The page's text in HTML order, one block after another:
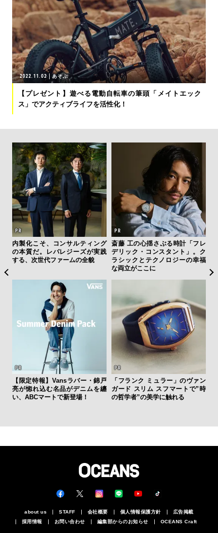
2022.11.02 あそぶ
【プレゼント】遊べる電動自転車の筆頭「メイトエック
ス」でアクティブライフを活性化！
内製化こそ、コンサルティング
の本質だ。レバレジーズが実践
する、次世代ファームの全貌
斎藤 工の心揺さぶる時計「フレ
デリック・コンスタント」。ク
ラシックとテクノロジーの幸福
な両立がここに
【限定特報】Vansラバー・錦戸
亮が惚れ込む名品がデニムを纏
い、ABCマートで新登場！
「フランク ミュラー」のヴァン
ガード スリム スフマートで”時
の哲学者”の美学に触れる
本質
about us STAFF 会社概要 個人情報保護方針
広告掲載
採用情報
お問い合わせ 編集部からのお知らせ OCEANS Craft